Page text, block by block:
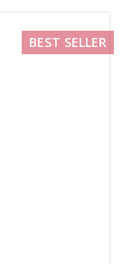
BEST SELLER